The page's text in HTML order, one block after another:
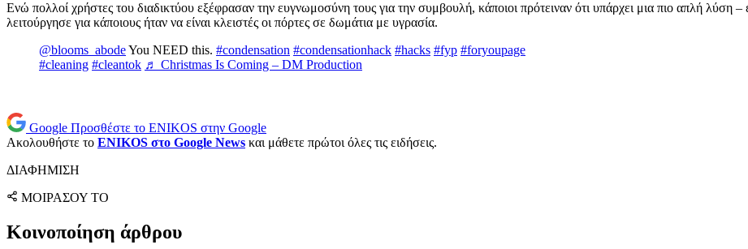
Ενώ πολλοί χρήστες του διαδικτύου εξέφρασαν την ευγνωμοσύνη τους για την συμβουλή, κάποιοι πρότειναν ότι υπάρχει μια πιο απλή λύση
λειτούργησε για κάποιους ήταν να είναι κλειστές οι πόρτες σε δωμάτια με υγρασία.
@blooms_abodeYou NEED this. #condensation #condensationhack #hacks #fyp #foryoupage
#cleaning #cleantok ♬ Christmas Is Coming – DM Production
Google Προσθέστε το ENIKOS στην Google
Ακολουθήστε το ENIKOS στο Google News και μάθετε πρώτοι όλες τις ειδήσεις.
ΔΙΑΦΗΜΙΣΗ
ΜΟΙΡΑΣΟΥ ΤΟ
Κοινοποίηση άρθρου